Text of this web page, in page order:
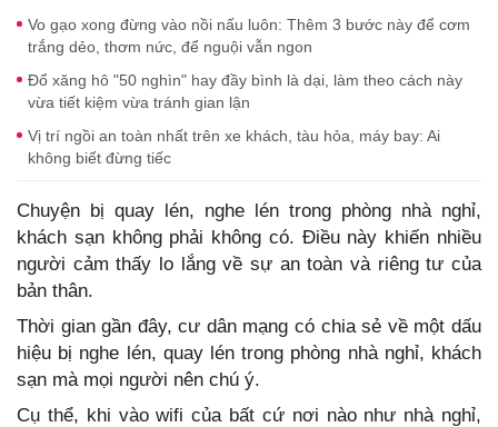
Vo gạo xong đừng vào nồi nấu luôn: Thêm 3 bước này để cơm
trắng dẻo, thơm nức, để nguội vẫn ngon
Đổ xăng hô "50 nghìn" hay đầy bình là dại, làm theo cách này
vừa tiết kiệm vừa tránh gian lận
Vị trí ngồi an toàn nhất trên xe khách, tàu hỏa, máy bay: Ai
không biết đừng tiếc
Chuyện bị quay lén, nghe lén trong phòng nhà nghỉ,
khách sạn không phải không có. Điều này khiến nhiều
người cảm thấy lo lắng về sự an toàn và riêng tư của
bản thân.
Thời gian gần đây, cư dân mạng có chia sẻ về một dấu
hiệu bị nghe lén, quay lén trong phòng nhà nghỉ, khách
sạn mà mọi người nên chú ý.
Cụ thể, khi vào wifi của bất cứ nơi nào như nhà nghỉ,